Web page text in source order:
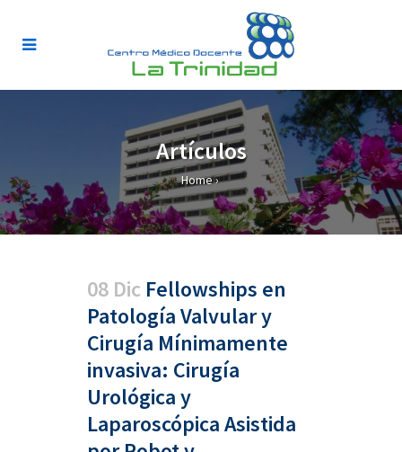
Artículos
Home›
08 Dic Fellowships en
Patología Valvular y
Cirugía Mínimamente
invasiva: Cirugía
Urológica y
Laparoscópica Asistida